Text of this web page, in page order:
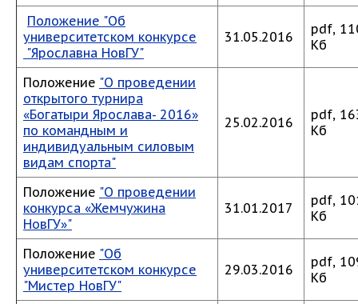
Положение "Об
университетском конкурсе
"Ярославна НовГУ"
31.05.2016
pdf,
Кб
Положение "О проведении
открытого турнира
«Богатыри Ярослава- 2016»
по командным и
индивидуальным силовым
видам спорта"
25.02.2016
pdf,
Кб
Положение "О проведении
конкурса «Жемчужина
НовГУ»"
31.01.2017
pdf,
Кб
Положение "Об
университетском конкурсе
"Мистер НовГУ"
29.03.2016
pdf,
Кб